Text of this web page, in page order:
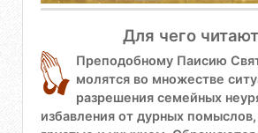
Для чего читают
Преподобному Паисию
молятся во множестве
разрешения семейных
избавления от дурных